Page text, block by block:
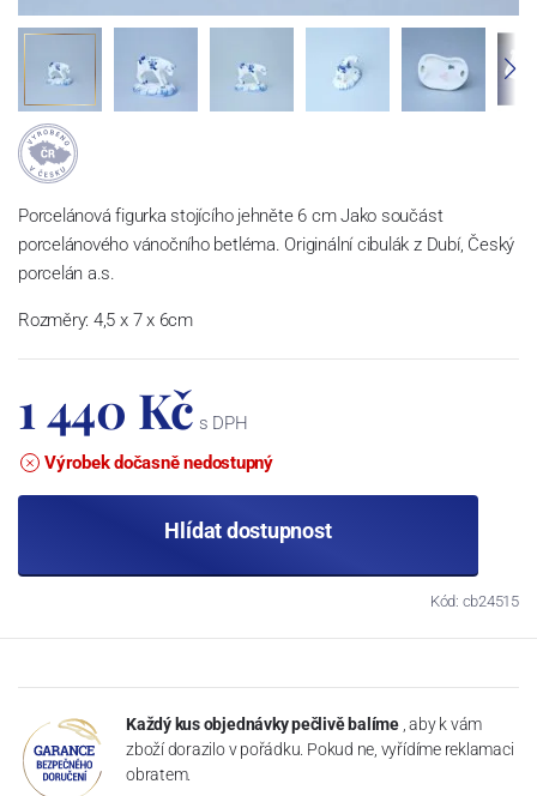
Porcelánová figurka stojícího jehněte 6 cm Jako součást
porcelánového vánočního betléma. Originální cibulák z Dubí, Český
porcelán a.s.
Rozměry: 4,5 x 7 x 6cm
1 440 Kč s DPH
Výrobek dočasně nedostupný
Hlídat dostupnost
Kód: cb24515
Každý kus objednávky pečlivě balíme , aby k vám
zboží dorazilo v pořádku. Pokud ne, vyřídíme reklamaci
obratem.